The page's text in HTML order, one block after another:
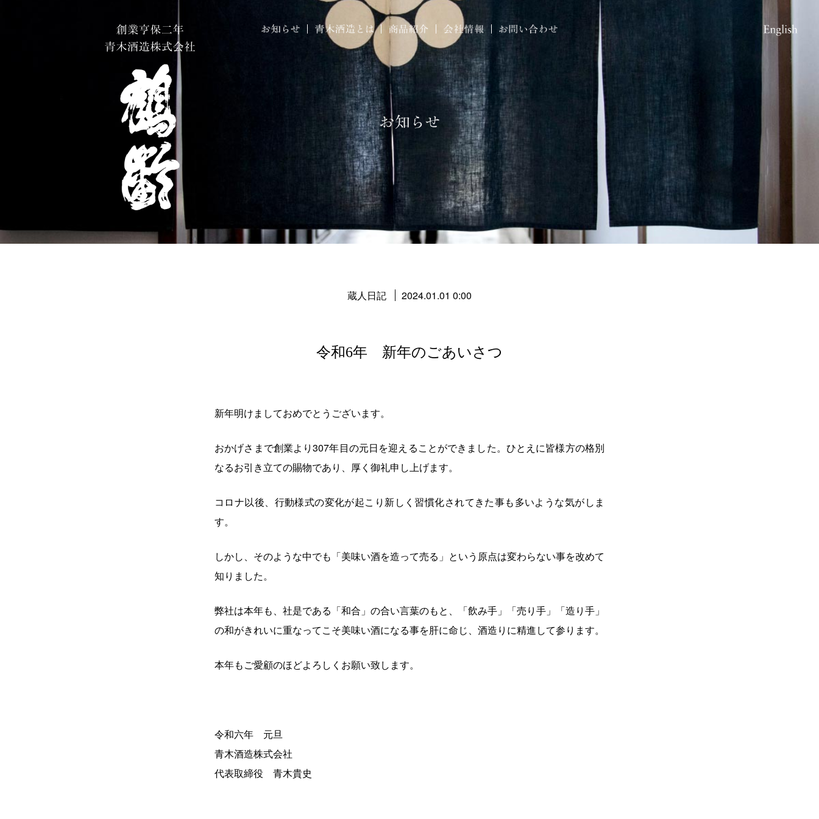
蔵人日記 2024.01.01 0:00
令和6年 新年のごあいさつ
新年明けましておめでとうございます。
おかげさまで創業より307年目の元日を迎えることができました。ひとえに皆様方の格別
なるお引き立ての賜物であり、厚く御礼申し上げます。
コロナ以後、行動様式の変化が起こり新しく習慣化されてきた事も多いような気がしま
す。
しかし、そのような中でも「美味い酒を造って売る」という原点は変わらない事を改めて
知りました。
弊社は本年も、社是である「和合」の合い言葉のもと、「飲み手」「売り手」「造り手」
の和がきれいに重なってこそ美味い酒になる事を肝に命じ、酒造りに精進して参ります。
本年もご愛顧のほどよろしくお願い致します。
令和六年 元旦
青木酒造株式会社
代表取締役 青木貴史